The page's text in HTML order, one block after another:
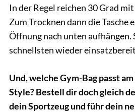
In der Regel reichen 30 Grad
Zum Trocknen dann die Tasche
Öffnung nach unten aufhängen.
schnellsten wieder
Und, welche Gym-Bag passt
Style? Bestell dir doch gleich
dein Sportzeug und führ dein